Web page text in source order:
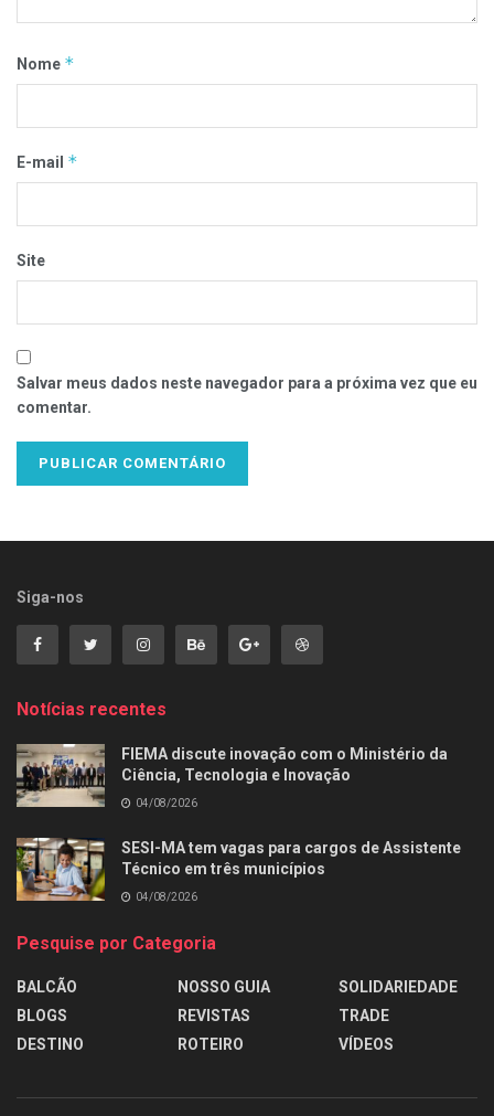
Nome *
E-mail *
Site
Salvar meus dados neste navegador para a próxima vez que eu
comentar.
Siga-nos
Notícias recentes
FIEMA discute inovação com o Ministério da
Ciência, Tecnologia e Inovação
04/08/2026
SESI-MA tem vagas para cargos de Assistente
Técnico em três municípios
04/08/2026
Pesquise por Categoria
BALCÃO
BLOGS
DESTINO
NOSSO GUIA
REVISTAS
ROTEIRO
SOLIDARIEDADE
TRADE
VÍDEOS